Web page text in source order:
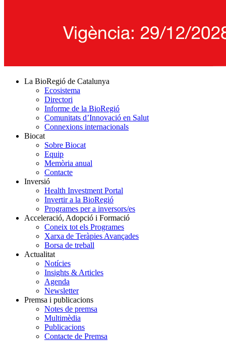
La BioRegió de Catalunya
Ecosistema
Directori
Informe de la BioRegió
Comunitats d’Innovació en Salut
Connexions internacionals
Biocat
Sobre Biocat
Equip
Memòria anual
Contacte
Inversió
Health Investment Portal
Invertir a la BioRegió
Programes per a inversors/es
Acceleració, Adopció i Formació
Coneix tot els Programes
Xarxa de Teràpies Avançades
Borsa de treball
Actualitat
Notícies
Insights & Articles
Agenda
Newsletter
Premsa i publicacions
Notes de premsa
Multimèdia
Publicacions
Contacte de Premsa